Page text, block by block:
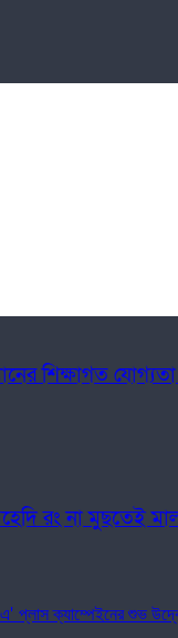
শিক্ষাগত
রং না মুছতেই